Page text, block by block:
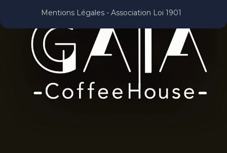
Mentions Légales - Association Loi 1901